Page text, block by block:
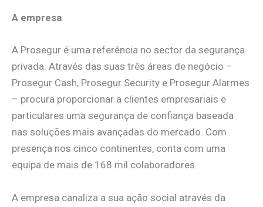
A empresa
A Prosegur é uma referência no sector da segurança
privada. Através das suas três áreas de negócio –
Prosegur Cash, Prosegur Security e Prosegur Alarmes
– procura proporcionar a clientes empresariais e
particulares uma segurança de confiança baseada
nas soluções mais avançadas do mercado. Com
presença nos cinco continentes, conta com uma
equipa de mais de 168 mil colaboradores.
A empresa canaliza a sua ação social através da